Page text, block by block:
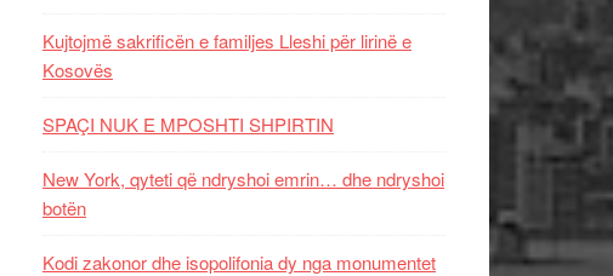
Kujtojmë sakrificën e familjes Lleshi për lirinë e
Kosovës
SPAÇI NUK E MPOSHTI SHPIRTIN
New York, qyteti që ndryshoi emrin… dhe ndryshoi
botën
Kodi zakonor dhe isopolifonia dy nga monumentet